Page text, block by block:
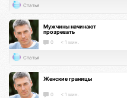
Статья
Мужчины начинают
прозревать
0 < 1 мин.
Статья
Женские границы
0 < 1 мин.